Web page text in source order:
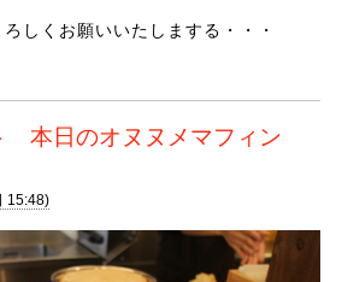
しくお願いいたしまする・・・
本日のオヌヌメマフィン
15:48)